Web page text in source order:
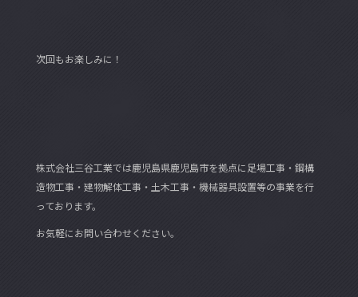
次回もお楽しみに！
株式会社三谷工業では鹿児島県鹿児島市を拠点に足場工事・鋼構
造物工事・建物解体工事・土木工事・機械器具設置等の事業を行
っております。
お気軽にお問い合わせください。